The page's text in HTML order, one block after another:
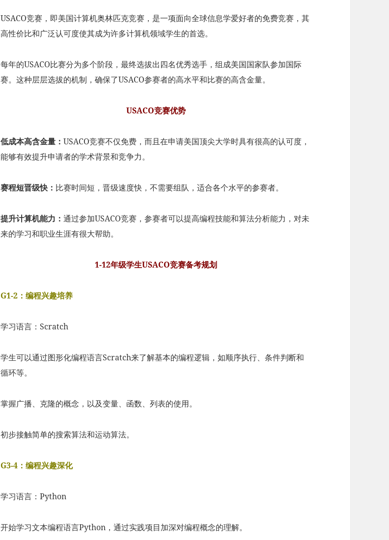
USACO竞赛，即美国计算机奥林匹克竞赛，是一项面向全球信息学爱好者的免费竞赛，其
高性价比和广泛认可度使其成为许多计算机领域学生的首选。
每年的USACO比赛分为多个阶段，最终选拔出四名优秀选手，组成美国国家队参加国际
赛。这种层层选拔的机制，确保了USACO参赛者的高水平和比赛的高含金量。
USACO竞赛优势
低成本高含金量：USACO竞赛不仅免费，而且在申请美国顶尖大学时具有很高的认可度，
能够有效提升申请者的学术背景和竞争力。
赛程短晋级快： 比赛时间短，晋级速度快，不需要组队，适合各个水平的参赛者。
提升计算机能力：通过参加USACO竞赛，参赛者可以提高编程技能和算法分析能力，对未
来的学习和职业生涯有很大帮助。
1-12年级学生USACO竞赛备考规划
G1-2：编程兴趣培养
学习语言：Scratch
学生可以通过图形化编程语言Scratch来了解基本的编程逻辑，如顺序执行、条件判断和
循环等。
掌握广播、克隆的概念，以及变量、函数、列表的使用。
初步接触简单的搜索算法和运动算法。
G3-4：编程兴趣深化
学习语言：Python
开始学习文本编程语言Python，通过实践项目加深对编程概念的理解。